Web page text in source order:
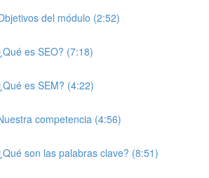
del módulo (2:52)
es SEO? (7:18)
es SEM? (4:22)
competencia (4:56)
son las palabras clave? (8:51)